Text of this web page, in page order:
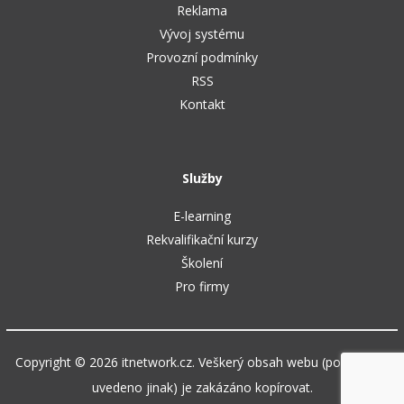
Reklama
Vývoj systému
Provozní podmínky
RSS
Kontakt
Služby
E-learning
Rekvalifikační kurzy
Školení
Pro firmy
Copyright © 2026 itnetwork.cz. Veškerý obsah webu (pokud není
uvedeno jinak) je zakázáno kopírovat.